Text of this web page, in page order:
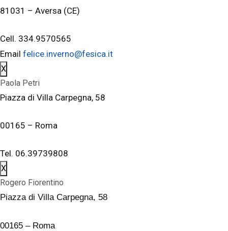
81031 – Aversa (CE)
Cell. 334.9570565
Email felice.inverno@fesica.it
X
Paola Petri
Piazza di Villa Carpegna, 58
00165 – Roma
Tel. 06.39739808
X
Rogero Fiorentino
Piazza di Villa Carpegna, 58
00165 – Roma